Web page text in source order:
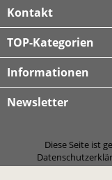
Kontakt
TOP-Kategorien
Informationen
Newsletter
Diese Seite ist